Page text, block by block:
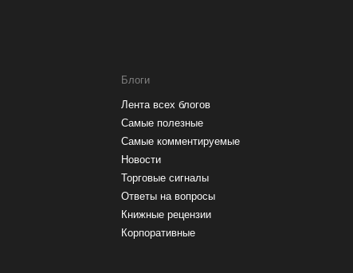
Блоги
Лента всех блогов
Самые полезные
Самые комментируемые
Новости
Торговые сигналы
Ответы на вопросы
Книжные рецензии
Корпоративные